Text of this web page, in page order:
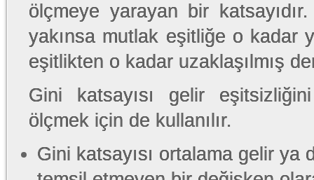
ölçmeye yarayan bir
yakınsa mutlak eşitliğe o kadar
eşitlikten o kadar uzaklaşılmış
Gini katsayısı gelir
ölçmek için de kullanılır.
Gini katsayısı ortalama gelir